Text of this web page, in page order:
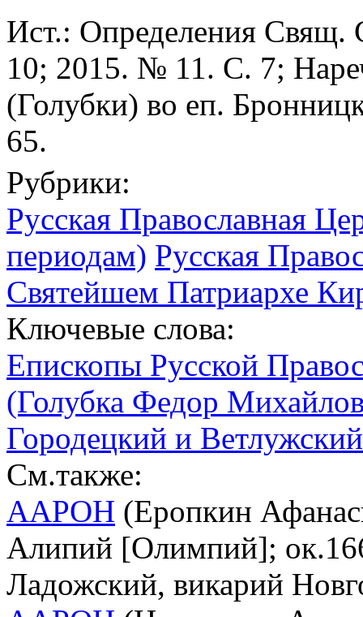
Ист.: Определения
10; 2015. № 11. С. 7;
(Голубки) во еп.
65.
Рубрики:
Русская Православная
периодам) Русская
Святейшем Патриархе
Ключевые слова:
Епископы Русской
(Голубка Федор
Городецкий и Ветлужский
См.также:
ААРОН (Еропкин
Алипий [Олимпий];
Ладожский, викарий